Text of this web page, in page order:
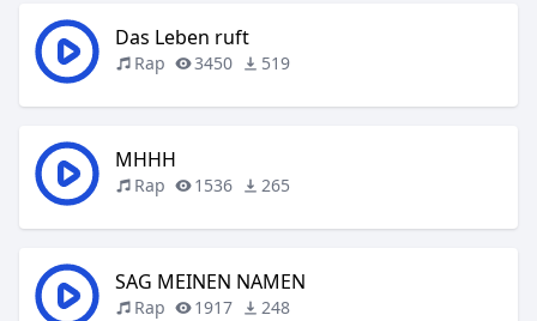
Das Leben ruft
Rap 3450 519
MHHH
Rap 1536 265
SAG MEINEN NAMEN
Rap 1917 248